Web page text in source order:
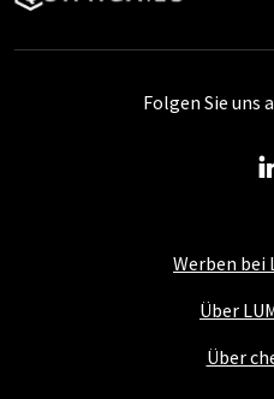
Werben bei
Über
Über
Folgen Sie uns